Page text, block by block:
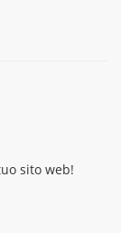
sito web!